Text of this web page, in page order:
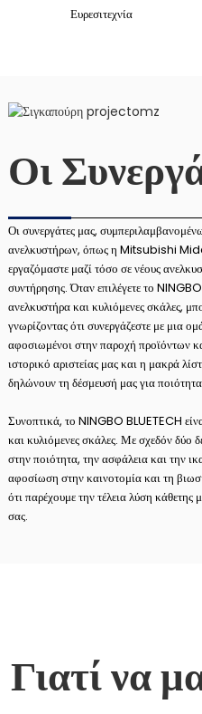
Ευρεσιτεχνία
Οι
Οι συνεργάτες μας,
ανελκυστήρων, όπως η Mitsubishi
εργαζόμαστε μαζί τόσο σε νέους
συντήρησης. Όταν επιλέγετε το
ανελκυστήρα και κυλιόμενες σκάλες,
γνωρίζοντας ότι συνεργάζεστε με μια
αφοσιωμένοι στην παροχή προϊόντων
ιστορικό αριστείας μας και η μακρά
δηλώνουν τη δέσμευσή μας για
Συνοπτικά, το NINGBO BLUETECH
και κυλιόμενες σκάλες. Με σχεδόν δύο
στην ποιότητα, την ασφάλεια και την
αφοσίωση στην καινοτομία και τη
ότι παρέχουμε την τέλεια λύση κάθετης
σας.
Γιατί να